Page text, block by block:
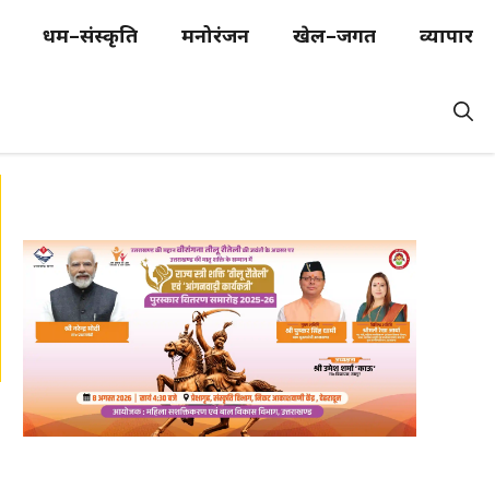
धर्म–संस्कृति मनोरंजन खेल–जगत व्यापार